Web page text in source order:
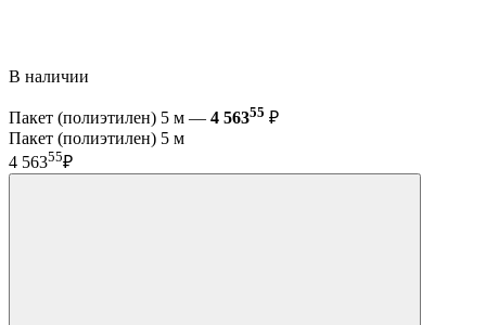
В наличии
Пакет (полиэтилен) 5 м — 4 56355 ₽
Пакет (полиэтилен) 5 м
4 56355₽